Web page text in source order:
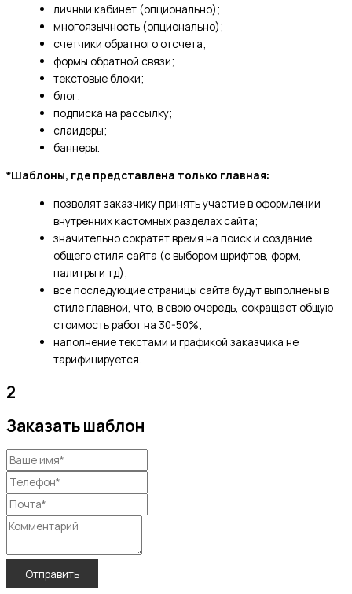
личный кабинет (опционально);
многоязычность (опционально);
счетчики обратного отсчета;
формы обратной связи;
текстовые блоки;
блог;
подписка на рассылку;
слайдеры;
баннеры.
*Шаблоны, где представлена только главная:
позволят заказчику принять участие в оформлении
внутренних кастомных разделах сайта;
значительно сократят время на поиск и создание
общего стиля сайта (с выбором шрифтов, форм,
палитры и тд);
все последующие страницы сайта будут выполнены в
стиле главной, что, в свою очередь, сокращает общую
стоимость работ на 30-50%;
наполнение текстами и графикой заказчика не
тарифицируется.
2
Заказать шаблон
Отправить